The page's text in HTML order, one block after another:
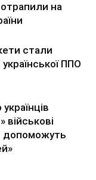
на
стали
ППО
військові
допоможуть